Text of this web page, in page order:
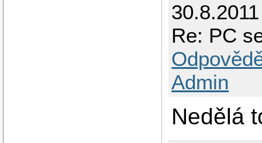
Re: PC
Admin
Nedělá